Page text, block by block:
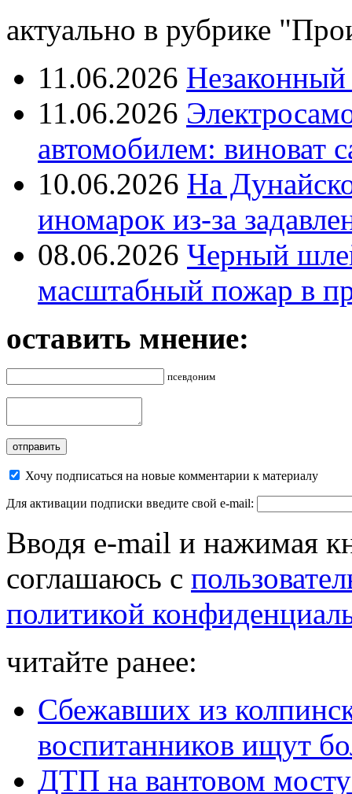
актуально в рубрике
11.06.2026
11.06.2026
автомобилем: виноват
10.06.2026 На
иномарок из-за
08.06.2026 Черный
масштабный пожар в
оставить мнение:
псевдоним
Хочу подписаться на новые комментарии к материалу
Для активации подписки введите свой e-mail:
Вводя e-mail и нажимая
соглашаюсь с
политикой
читайте ранее:
Сбежавших из
воспитанников ищут
ДТП на вантовом